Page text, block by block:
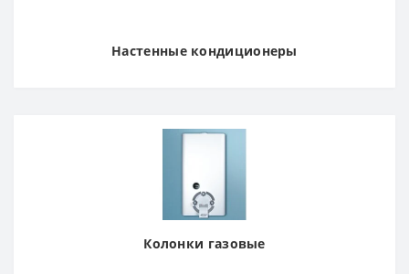
Настенные кондиционеры
Колонки газовые